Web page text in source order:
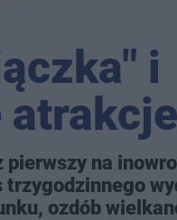
i
na
trzygodzinnego
ozdób